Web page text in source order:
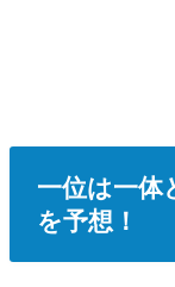
一位は一体
を予想！